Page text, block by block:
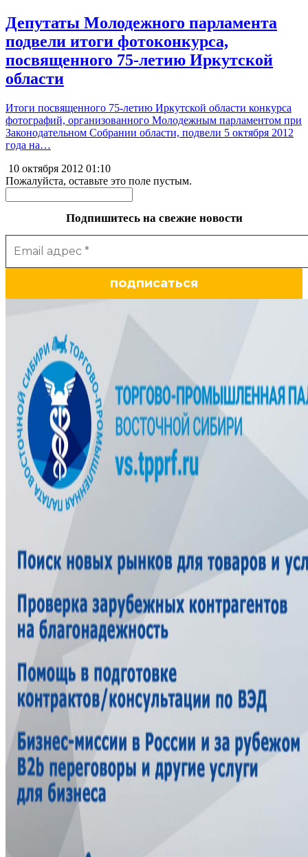
Депутаты Молодежного парламента
подвели итоги фотоконкурса,
посвященного 75-летию Иркутской
области
Итоги посвященного 75-летию Иркутской области конкурса
фотографий, организованного Молодежным парламентом при
Законодательном Собрании области, подвели 5 октября 2012
года на…
10 октября 2012 01:10
Пожалуйста, оставьте это поле пустым.
Подпишитесь на свежие новости